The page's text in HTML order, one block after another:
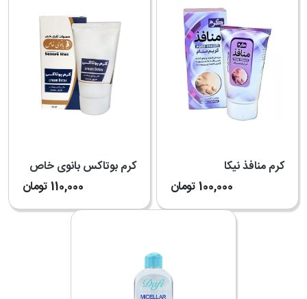
کرم منافذ نیکا
100,000تومان
کرم بوتاکس بانوی خاص
110,000تومان